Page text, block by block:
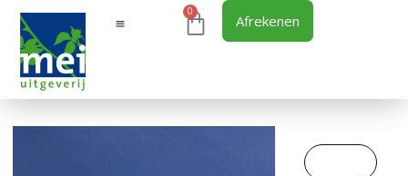
0
Afrekenen